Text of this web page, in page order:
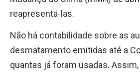
reapresentá-las.
Não há contabilidade sobre as
desmatamento emitidas até a
quantas já foram usadas.